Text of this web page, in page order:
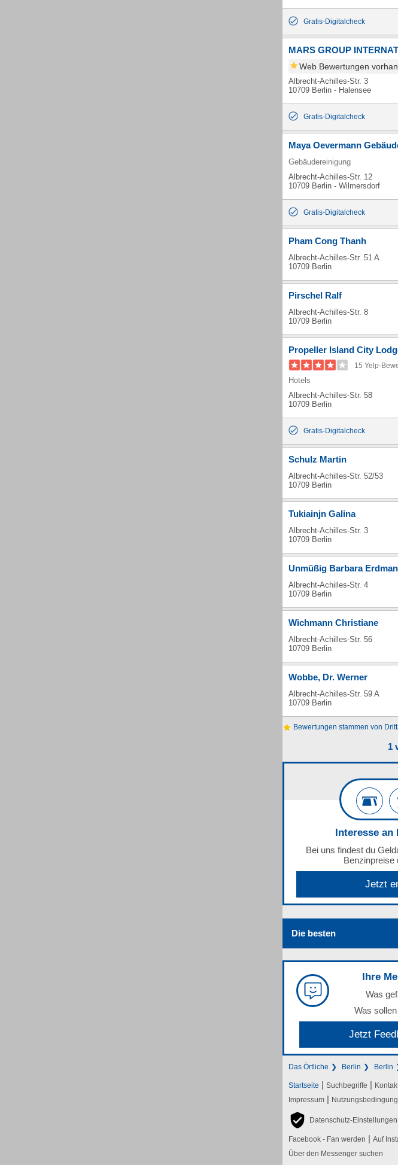
Gratis-Digitalcheck
MARS GROUP
Web Bewertungen
Albrecht-Achilles-Str. 3
10709 Berlin - Halensee
Gratis-Digitalcheck
Maya Oevermann
Gebäudereinigung
Albrecht-Achilles-Str. 12
10709 Berlin - Wilmersdorf
Gratis-Digitalcheck
Pham Cong Thanh
Albrecht-Achilles-Str. 51 A
10709 Berlin
Pirschel Ralf
Albrecht-Achilles-Str. 8
10709 Berlin
Propeller Island City
15 Yelp-
Hotels
Albrecht-Achilles-Str. 58
10709 Berlin
Gratis-Digitalcheck
Schulz Martin
Albrecht-Achilles-Str. 52/53
10709 Berlin
Tukiainjn Galina
Albrecht-Achilles-Str. 3
10709 Berlin
Unmüßig Barbara
Albrecht-Achilles-Str. 4
10709 Berlin
Wichmann Christiane
Albrecht-Achilles-Str. 56
10709 Berlin
Wobbe, Dr. Werner
Albrecht-Achilles-Str. 59 A
10709 Berlin
Bewertungen stammen von
1
Interesse
Bei uns findest du
Benzinpreise
Jetzt
Die besten
Ihre
Was
Was
Jetzt
Das Örtliche Berlin Berlin
Startseite | Suchbegriffe |
Impressum |
Datenschutz-Einstellungen
Facebook - Fan werden | Auf
Über den Messenger suchen